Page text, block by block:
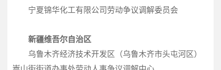
宁夏锦华化工有限公司劳动争议调解委员会
新疆维吾尔自治区
乌鲁木齐经济技术开发区（乌鲁木齐市头屯河区）